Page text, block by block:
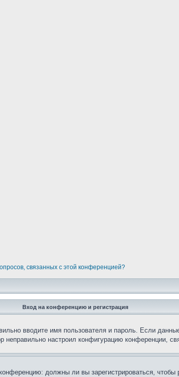
связанных с этой конференцией?
Вход на конференцию и регистрация
вводите имя пользователя и пароль. Если
настроил конфигурацию конференции,
должны ли вы зарегистрироваться,